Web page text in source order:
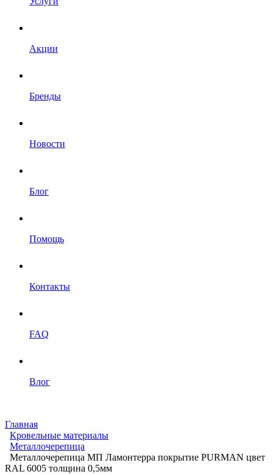
Акции
Бренды
Новости
Блог
Помощь
Контакты
FAQ
Влог
Главная
Кровельные материалы
Металлочерепица
Металлочерепица МП Ламонтерра покрытие PURMAN цвет
RAL 6005 толщина 0,5мм